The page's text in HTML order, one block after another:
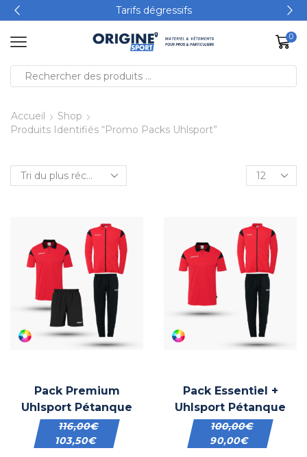
Tarifs dégressifs
0
Accueil
Shop
Produits Identifiés “Promo Packs Uhlsport”
Pack Premium
Uhlsport Pétanque
116,00€
103,50€
Pack Essentiel +
Uhlsport Pétanque
100,00€
90,00€